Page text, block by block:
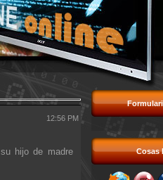
12:56 PM
hijo de madre
Cosas